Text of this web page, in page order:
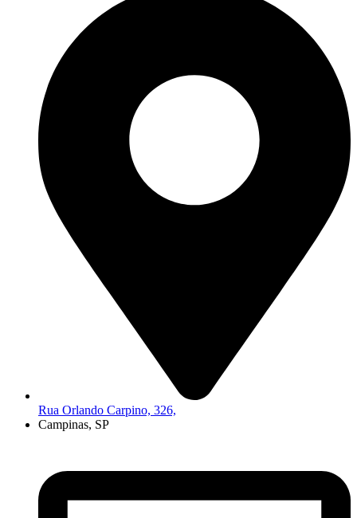
Rua Orlando Carpino, 326,
Campinas, SP